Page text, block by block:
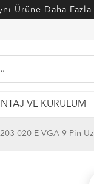
Ürüne Daha
VE KURULUM
020-E VGA 9 Pin